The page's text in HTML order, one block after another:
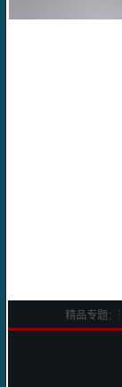
精品专题: ┆